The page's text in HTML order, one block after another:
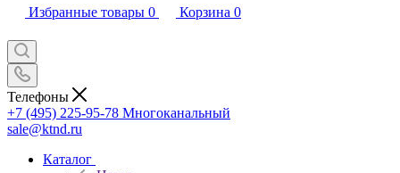
Избранные товары 0 Корзина 0
Телефоны
+7 (495) 225-95-78 Многоканальный
sale@ktnd.ru
Каталог